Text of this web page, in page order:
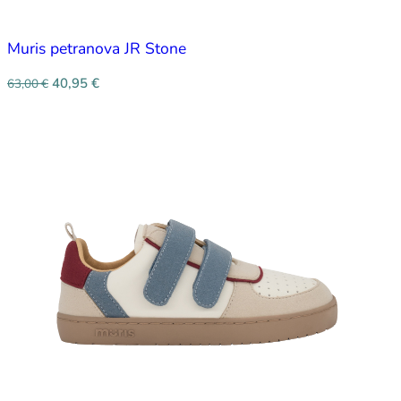
Muris petranova JR Stone
63,00€ 40,95 €